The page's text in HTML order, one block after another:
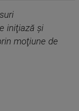
iniţiază şi
moţiune de